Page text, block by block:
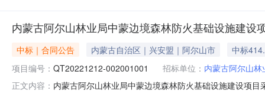
内蒙古阿尔山林业局中蒙边境森林防火基础设施建设
中标｜合同公告 内蒙古自治区｜兴安盟｜阿尔山市
中标
项目编号： QT20221212-002001001 招标单位： 内蒙古阿尔山林
正文内容： 内蒙古阿尔山林业局中蒙边境森林防火基础设施建设项